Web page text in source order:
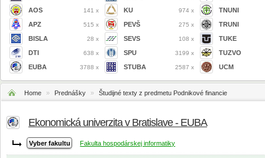
AOS 141 x
APZ 515 x
BISLA 28 x
DTI 638 x
EUBA 3788 x
KU 974 x
PEVŠ 275 x
SEVS 108 x
SPU 3199 x
STUBA 2587 x
TNUNI
TRUNI
TUKE
TUZVO
UCM
Home » Prednášky » Študijné texty z predmetu Podnikové financie
Ekonomická univerzita v Bratislave - EUBA
Fakulta hospodárskej informatiky